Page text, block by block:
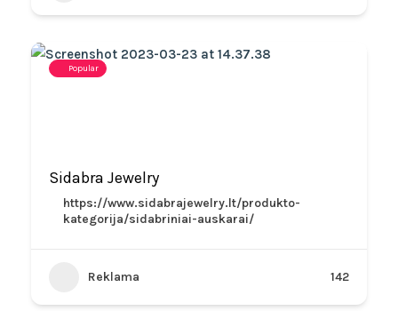
Popular
Sidabra Jewelry
https://www.sidabrajewelry.lt/produkto-
kategorija/sidabriniai-auskarai/
Reklama 142